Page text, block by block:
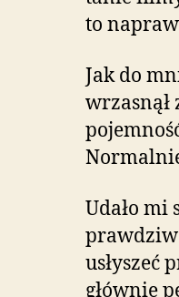
to
Jak do
wrzasnął
Udało mi
usłyszeć
głównie